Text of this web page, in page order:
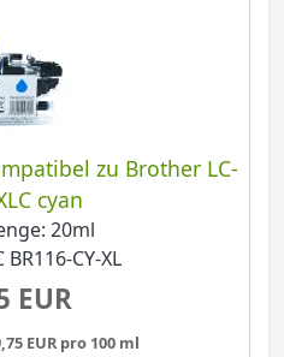
zu Brother LC-
cyan
20ml
BR116-CY-XL
EUR
EUR pro 100 ml